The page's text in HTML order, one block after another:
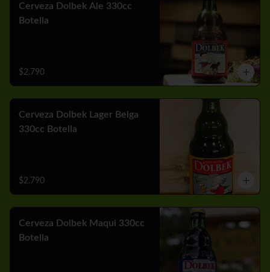
Cerveza Dolbek Ale 330cc
Botella
$2.790
Cerveza Dolbek Lager Belga
330cc Botella
$2.790
Cerveza Dolbek Maqui 330cc
Botella